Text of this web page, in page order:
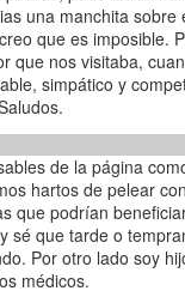
una manchita sobre
que es imposible.
que nos visitaba,
simpático y
de la página
hartos de pelear
que podrían
sé que tarde o
Por otro lado soy
médicos.